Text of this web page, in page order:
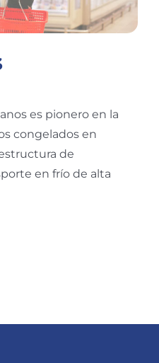
es pionero en la
congelados en
de
en frío de alta